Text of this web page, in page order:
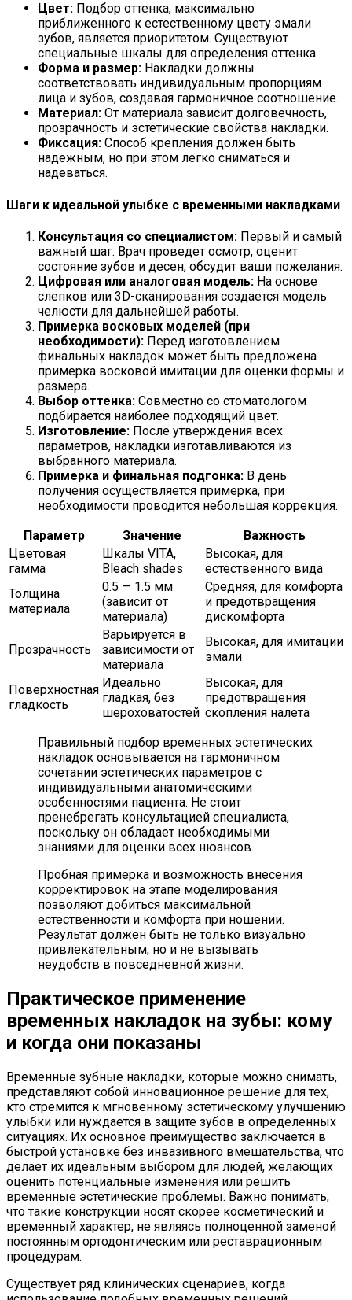
Цвет: Подбор оттенка, максимально
приближенного к естественному цвету эмали
зубов, является приоритетом. Существуют
специальные шкалы для определения оттенка.
Форма и размер: Накладки должны
соответствовать индивидуальным пропорциям
лица и зубов, создавая гармоничное соотношение.
Материал: От материала зависит долговечность,
прозрачность и эстетические свойства накладки.
Фиксация: Способ крепления должен быть
надежным, но при этом легко сниматься и
надеваться.
Шаги к идеальной улыбке с временными накладками
Консультация со специалистом: Первый и самый
важный шаг. Врач проведет осмотр, оценит
состояние зубов и десен, обсудит ваши пожелания.
Цифровая или аналоговая модель: На основе
слепков или 3D-сканирования создается модель
челюсти для дальнейшей работы.
Примерка восковых моделей (при
необходимости): Перед изготовлением
финальных накладок может быть предложена
примерка восковой имитации для оценки формы и
размера.
Выбор оттенка: Совместно со стоматологом
подбирается наиболее подходящий цвет.
Изготовление: После утверждения всех
параметров, накладки изготавливаются из
выбранного материала.
Примерка и финальная подгонка: В день
получения осуществляется примерка, при
необходимости проводится небольшая коррекция.
Параметр
Значение
Важность
Цветовая
гамма
Шкалы VITA,
Bleach shades
Высокая, для
естественного вида
Толщина
материала
0.5 — 1.5 мм
(зависит от
материала)
Средняя, для комфорта
и предотвращения
дискомфорта
Прозрачность
Варьируется в
зависимости от
материала
Высокая, для имитации
эмали
Поверхностная
гладкость
Идеально
гладкая, без
шероховатостей
Высокая, для
предотвращения
скопления налета
Правильный подбор временных эстетических
накладок основывается на гармоничном
сочетании эстетических параметров с
индивидуальными анатомическими
особенностями пациента. Не стоит
пренебрегать консультацией специалиста,
поскольку он обладает необходимыми
знаниями для оценки всех нюансов.
Пробная примерка и возможность внесения
корректировок на этапе моделирования
позволяют добиться максимальной
естественности и комфорта при ношении.
Результат должен быть не только визуально
привлекательным, но и не вызывать
неудобств в повседневной жизни.
Практическое применение
временных накладок на зубы: кому
и когда они показаны
Временные зубные накладки, которые можно снимать,
представляют собой инновационное решение для тех,
кто стремится к мгновенному эстетическому улучшению
улыбки или нуждается в защите зубов в определенных
ситуациях. Их основное преимущество заключается в
быстрой установке без инвазивного вмешательства, что
делает их идеальным выбором для людей, желающих
оценить потенциальные изменения или решить
временные эстетические проблемы. Важно понимать,
что такие конструкции носят скорее косметический и
временный характер, не являясь полноценной заменой
постоянным ортодонтическим или реставрационным
процедурам.
Существует ряд клинических сценариев, когда